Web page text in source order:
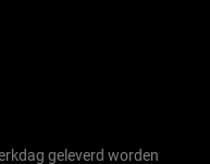
geleverd worden